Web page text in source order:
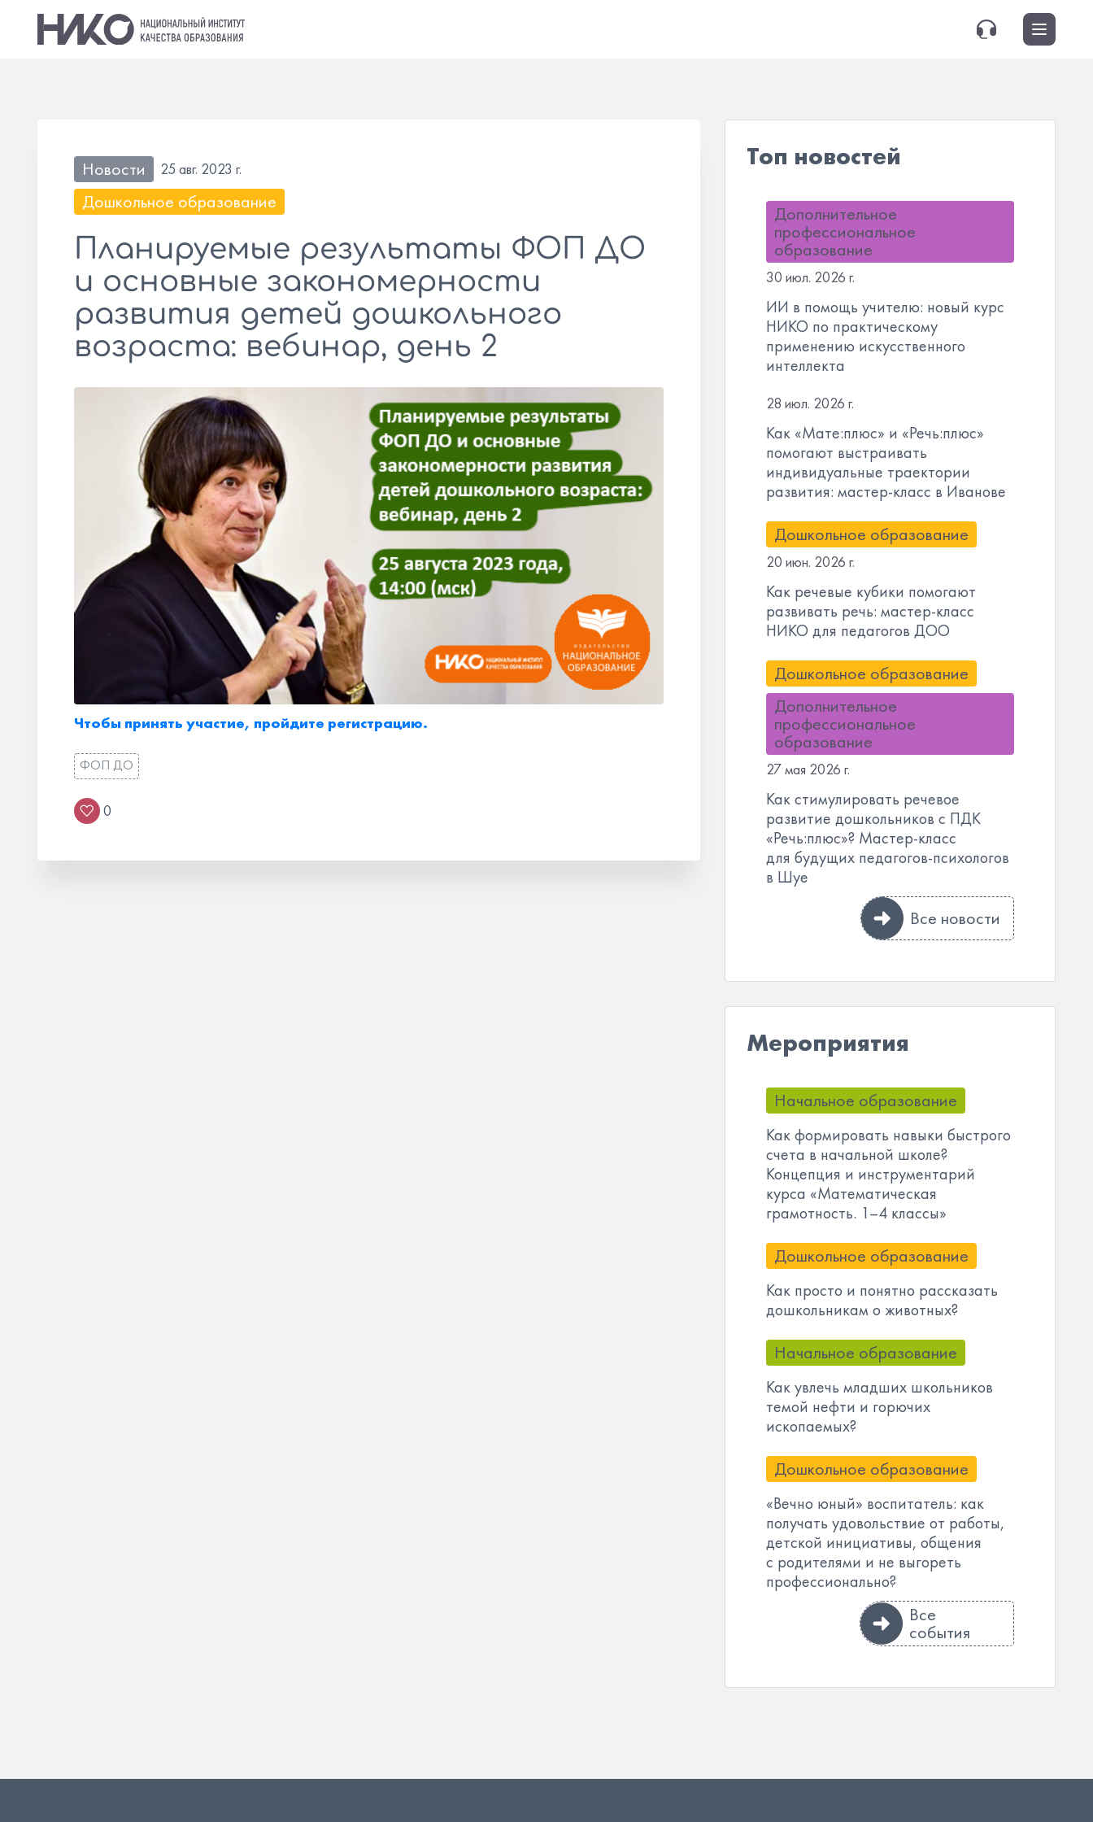
Новости 25 авг. 2023 г.
Дошкольное образование
Планируемые результаты ФОП ДО
и основные закономерности
развития детей дошкольного
возраста: вебинар, день 2
Чтобы принять участие, пройдите регистрацию.
ФОП ДО
0
Топ новостей
Дополнительное
профессиональное
образование
30 июл. 2026 г.
ИИ в помощь учителю: новый курс
НИКО по практическому
применению искусственного
интеллекта
28 июл. 2026 г.
Как «Мате:плюс» и «Речь:плюс»
помогают выстраивать
индивидуальные траектории
развития: мастер-класс в Иванове
Дошкольное образование
20 июн. 2026 г.
Как речевые кубики помогают
развивать речь: мастер-класс
НИКО для педагогов ДОО
Дошкольное образование
Дополнительное
профессиональное
образование
27 мая 2026 г.
Как стимулировать речевое
развитие дошкольников с ПДК
«Речь:плюс»? Мастер-класс
для будущих педагогов-психологов
в Шуе
Все новости
Мероприятия
Начальное образование
Как формировать навыки быстрого
счета в начальной школе?
Концепция и инструментарий
курса «Математическая
грамотность. 1–4 классы»
Дошкольное образование
Как просто и понятно рассказать
дошкольникам о животных?
Начальное образование
Как увлечь младших школьников
темой нефти и горючих
ископаемых?
Дошкольное образование
«Вечно юный» воспитатель: как
получать удовольствие от работы,
детской инициативы, общения
с родителями и не выгореть
профессионально?
Все
события